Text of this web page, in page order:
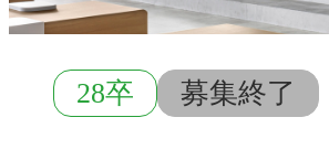
28卒 募集終了